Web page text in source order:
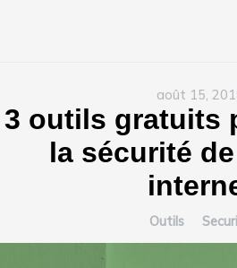
août 15,
3 outils gratuits
la sécurité
Outils